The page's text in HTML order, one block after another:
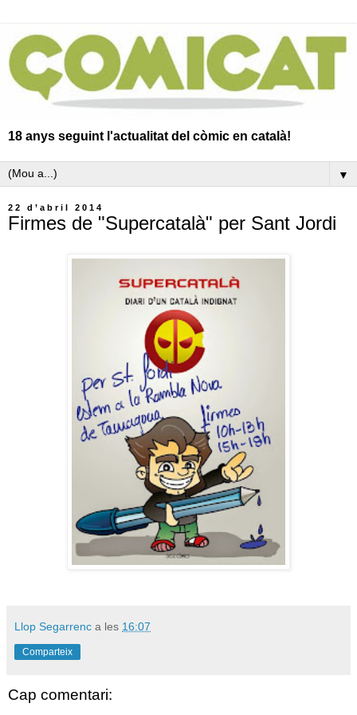
18 anys seguint l'actualitat del còmic en català!
▼
22 d’abril 2014
Firmes de "Supercatalà" per Sant Jordi
Llop Segarrenc a les 16:07
Comparteix
Cap comentari: